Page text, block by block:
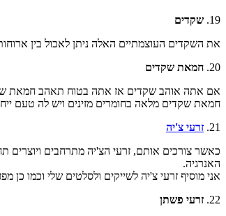
19. שקדים
את השקדים העוצמתיים האלה ניתן לאכול בין ארוחות וניתן להוסיף לסלטים
20. חמאת שקדים
אם אתה אוהב שקדים אז אתה בטוח תאהב חמאת
חמאת שקדים מלאה בחומרים מזינים ויש לה טעם
21. זרעי צ'יה
כאשר צורכים אותם, זרעי הצ'יה מתרחבים
האנרגיה.
אני מוסיף זרעי צ'יה לשייקים ולסלטים שלי וכמו
22. זרעי פשתן